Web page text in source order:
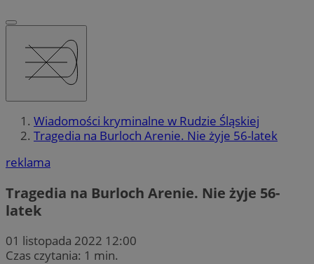
Wiadomości kryminalne w Rudzie Śląskiej
Tragedia na Burloch Arenie. Nie żyje 56-latek
reklama
Tragedia na Burloch Arenie. Nie żyje 56-
latek
01 listopada 2022 12:00
Czas czytania: 1 min.